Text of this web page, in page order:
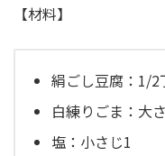
【材料】
絹ごし豆腐：1/2
白練りごま：大
塩：小さじ1